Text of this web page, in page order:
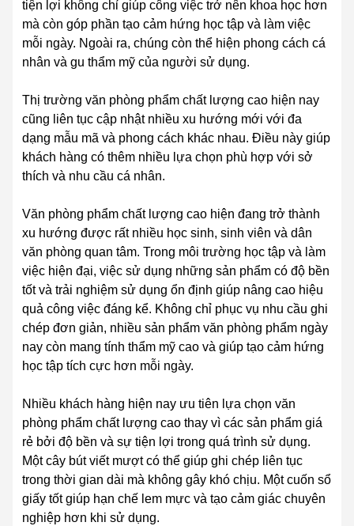
tiện lợi không chỉ giúp công việc trở nên khoa học hơn
mà còn góp phần tạo cảm hứng học tập và làm việc
mỗi ngày. Ngoài ra, chúng còn thể hiện phong cách cá
nhân và gu thẩm mỹ của người sử dụng.
Thị trường văn phòng phẩm chất lượng cao hiện nay
cũng liên tục cập nhật nhiều xu hướng mới với đa
dạng mẫu mã và phong cách khác nhau. Điều này giúp
khách hàng có thêm nhiều lựa chọn phù hợp với sở
thích và nhu cầu cá nhân.
Văn phòng phẩm chất lượng cao hiện đang trở thành
xu hướng được rất nhiều học sinh, sinh viên và dân
văn phòng quan tâm. Trong môi trường học tập và làm
việc hiện đại, việc sử dụng những sản phẩm có độ bền
tốt và trải nghiệm sử dụng ổn định giúp nâng cao hiệu
quả công việc đáng kể. Không chỉ phục vụ nhu cầu ghi
chép đơn giản, nhiều sản phẩm văn phòng phẩm ngày
nay còn mang tính thẩm mỹ cao và giúp tạo cảm hứng
học tập tích cực hơn mỗi ngày.
Nhiều khách hàng hiện nay ưu tiên lựa chọn văn
phòng phẩm chất lượng cao thay vì các sản phẩm giá
rẻ bởi độ bền và sự tiện lợi trong quá trình sử dụng.
Một cây bút viết mượt có thể giúp ghi chép liên tục
trong thời gian dài mà không gây khó chịu. Một cuốn sổ
giấy tốt giúp hạn chế lem mực và tạo cảm giác chuyên
nghiệp hơn khi sử dụng.